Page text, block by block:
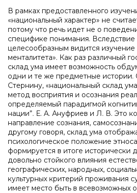
В рамках предоставленного
«национальный характер» не
потому что речь идет не о
специфике понимания. Вследствие
целесообразным видится изучение
менталитета». Как раз различный
склад ума имеет возможность
одни и те же предметные истории.
Стернину, «национальный склад
метод восприятия и осознания
определяемый парадигмой
нации”. Е. А. Ануфриев и Л. В. Это
направление сознания,
другому говоря, склад ума
психологическое положение
формируется в итоге исторически
довольно стойкого влияния
географических, народных,
культурных критерий проживания
имеет место быть в всевозможных